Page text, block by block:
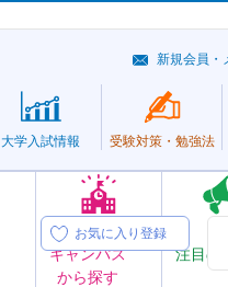
オープン
キャンパス
から探す
注目の
大学入試情報 受験対策・ 勉強法
新規会員・
お気に入り登録